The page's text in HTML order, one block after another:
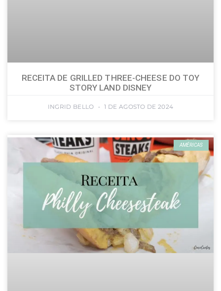
RECEITA DE GRILLED THREE-CHEESE DO TOY
STORY LAND DISNEY
INGRID BELLO 1 DE AGOSTO DE 2024
AMÉRICAS